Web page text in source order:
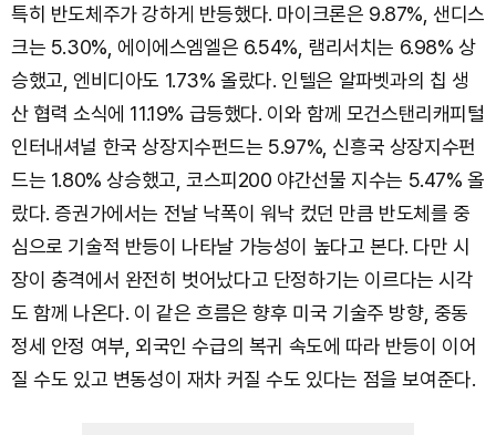
특히 반도체주가 강하게 반등했다. 마이크론은 9.87%, 샌디스
크는 5.30%, 에이에스엠엘은 6.54%, 램리서치는 6.98% 상
승했고, 엔비디아도 1.73% 올랐다. 인텔은 알파벳과의 칩 생
산 협력 소식에 11.19% 급등했다. 이와 함께 모건스탠리캐피털
인터내셔널 한국 상장지수펀드는 5.97%, 신흥국 상장지수펀
드는 1.80% 상승했고, 코스피200 야간선물 지수는 5.47% 올
랐다. 증권가에서는 전날 낙폭이 워낙 컸던 만큼 반도체를 중
심으로 기술적 반등이 나타날 가능성이 높다고 본다. 다만 시
장이 충격에서 완전히 벗어났다고 단정하기는 이르다는 시각
도 함께 나온다. 이 같은 흐름은 향후 미국 기술주 방향, 중동
정세 안정 여부, 외국인 수급의 복귀 속도에 따라 반등이 이어
질 수도 있고 변동성이 재차 커질 수도 있다는 점을 보여준다.